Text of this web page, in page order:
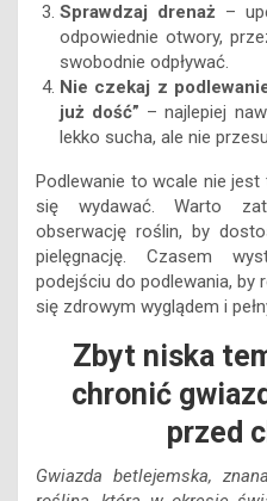
Sprawdzaj drenaż –
odpowiednie otwory,
swobodnie odpływać.
Nie czekaj z
już dość” – najlepiej
lekko sucha, ale nie
Podlewanie to wcale nie
się wydawać. Warto
obserwację roślin, by
pielęgnację. Czasem
podejściu do podlewania, by
się zdrowym wyglądem i
Zbyt niska
chronić
przed
Gwiazda betlejemska,